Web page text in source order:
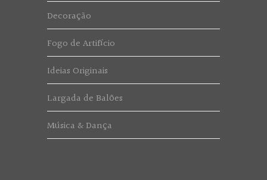
Decoração
Fogo de Artifício
Ideias Originais
Largada de Balões
Música & Dança